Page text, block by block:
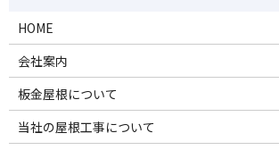
HOME
会社案内
板金屋根について
当社の屋根工事について